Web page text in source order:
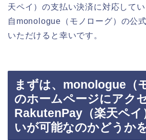
天ペイ）の支払い決済に対応して
自monologue（モノローグ）の公
いただけると幸いです。
まずは、monologue（
のホームページにアク
RakutenPay（楽天ペイ
いが可能なのかどうか